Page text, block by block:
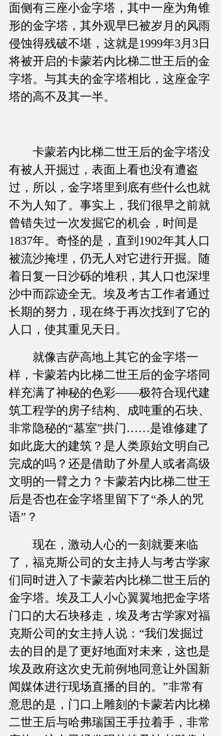
面侧有三座小金字塔，其中一座为角锥
形的金字塔，其外观早巳被岁月的风雨
侵蚀得残破不堪，这就是1999年3月3日
将被开启的卡蒙若内比梯二世王后的金
字塔。与其夫的金字塔相比，这座金字
塔的高不及其一半。
卡蒙若内比梯二世王后的金字塔没
有被人开掘过，表面上看也没有遭盗
过，所以，金字塔里到底有些什么也就
不为人知了。事实上，我们很早之前就
曾错失过一次发掘它的机会，时间是
1837年。奇怪的是，直到1902年其人口
被流沙掩埋，仍无人对它进行开掘。随
着日复一日沙砾的堆积，其人口也深埋
沙中而踪迹全无。埃及考古工作者通过
长期的努力，现在终于再次找到了它的
人口，使其重见天日。
就像吉萨高地上其它的金字塔一
样，卡蒙若内比梯二世王后的金字塔同
样充满了神秘的色彩——极符合现代建
筑工程学的房子结构、成吨重的石块、
非常隐秘的“墓室”拱门……是谁修建了
如此庞大的建筑？是人类原始文明自己
完成的吗？还是借助了外星人或者高级
文明的一臂之力？卡蒙若内比梯二世王
后是否也在金字塔里留下了“杀人的咒
语”？
现在，激动人心的一刻就要来临
了，福克斯公司的女主持人与考古学家
们同时进入了卡蒙若内比梯二世王后的
金字塔。埃及工人小心翼翼地把金字塔
门口的大石块移走，埃及考古学家对福
克斯公司的女主持人说：“我们发掘过
去的目的是了更好地面对未来，这也是
埃及政府这次史无前例地同意让外国新
闻媒体进行现场直播的目的。”非常有
意思的是，门口上雕刻的卡蒙若内比梯
二世王后与哈弗瑞国王手拉着手，非常